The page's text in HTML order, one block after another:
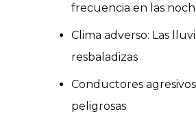
frecuencia en las
Clima adverso: Las
resbaladizas
Conductores
peligrosas